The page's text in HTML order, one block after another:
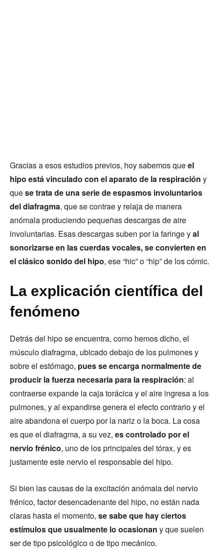
Gracias a esos estudios previos, hoy sabemos queel
hipo está vinculado con el aparato de la respiración y
quese trata de una serie de espasmos involuntarios
del diafragma, que se contrae y relaja de manera
anómala produciendo pequeñas descargas de aire
involuntarias. Esas descargas suben por la faringe yal
sonorizarse en las cuerdas vocales, se convierten en
el clásico sonido del hipo, ese “hic” o “hip” de los cómic.
La explicación científica del
fenómeno
Detrás del hipo se encuentra, como hemos dicho, el
músculo diafragma, ubicado debajo de los pulmones y
sobre el estómago, pues se encarga normalmente de
producir la fuerza necesaria para la respiración: al
contraerse expande la caja torácica y el aire ingresa a los
pulmones, y al expandirse genera el efecto contrario y el
aire abandona el cuerpo por la nariz o la boca. La cosa
es que el diafragma, a su vez, es controlado por el
nervio frénico, uno de los principales del tórax, y es
justamente este nervio el responsable del hipo.
Si bien las causas de la excitación anómala del nervio
frénico, factor desencadenante del hipo, no están nada
claras hasta el momento, se sabe que hay ciertos
estímulos que usualmente lo ocasionan y que suelen
ser de tipo psicológico o de tipo mecánico.